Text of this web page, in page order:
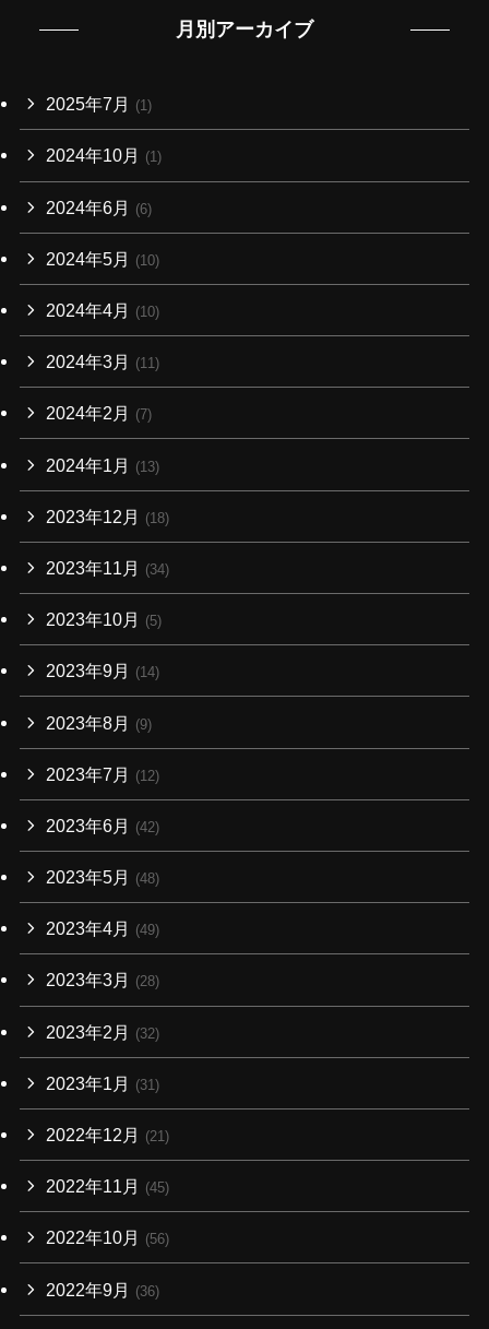
月別アーカイブ
2025年7月 (1)
2024年10月 (1)
2024年6月 (6)
2024年5月 (10)
2024年4月 (10)
2024年3月 (11)
2024年2月 (7)
2024年1月 (13)
2023年12月 (18)
2023年11月 (34)
2023年10月 (5)
2023年9月 (14)
2023年8月 (9)
2023年7月 (12)
2023年6月 (42)
2023年5月 (48)
2023年4月 (49)
2023年3月 (28)
2023年2月 (32)
2023年1月 (31)
2022年12月 (21)
2022年11月 (45)
2022年10月 (56)
2022年9月 (36)